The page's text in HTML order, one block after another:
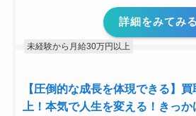
詳細をみてみる
未経験から月給30万円以上
【圧倒的な成長を体現できる】
上！本気で人生を変える！きっ